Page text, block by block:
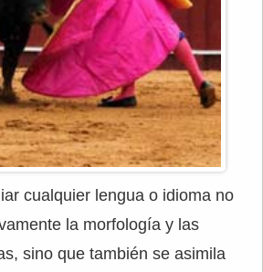
cualquier lengua o idioma no
la morfología y las
sino que también se asimila